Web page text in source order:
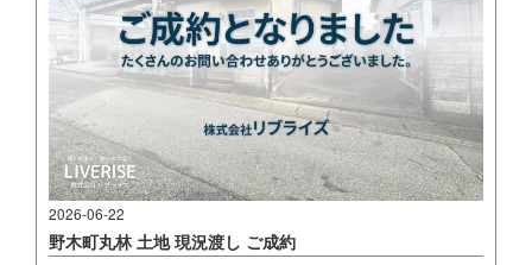
2026-06-22
野木町丸林 土地 現況渡し ご成約